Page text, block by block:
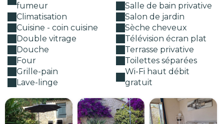
fumeur
Climatisation
Cuisine - coin cuisine
Double vitrage
Douche
Four
Grille-pain
Lave-linge
Salle de bain privative
Salon de jardin
Sèche cheveux
Télévision écran plat
Terrasse privative
Toilettes séparées
Wi-Fi haut débit
gratuit